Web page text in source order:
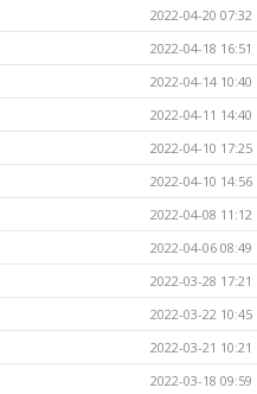
2022-04-20 07:32
2022-04-18 16:51
2022-04-14 10:40
2022-04-11 14:40
2022-04-10 17:25
2022-04-10 14:56
2022-04-08 11:12
2022-04-06 08:49
2022-03-28 17:21
2022-03-22 10:45
2022-03-21 10:21
2022-03-18 09:59